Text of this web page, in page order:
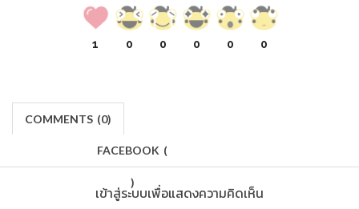
1 0 0 0 0 0
COMMENTS (0)
FACEBOOK (
)
เข้าสู่ระบบเพื่อแสดงความคิดเห็น